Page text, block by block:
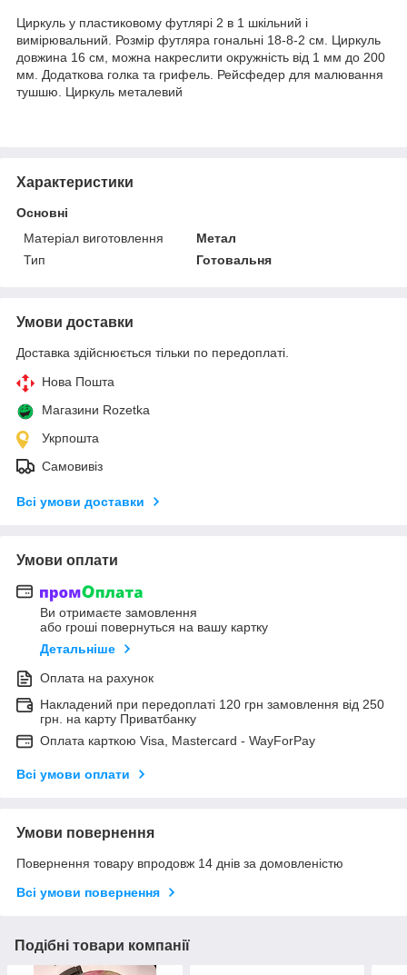
Циркуль у пластиковому футлярі 2 в 1 шкільний і
вимірювальний. Розмір футляра гональні 18-8-2 см. Циркуль
довжина 16 см, можна накреслити окружність від 1 мм до 200
мм. Додаткова голка та грифель. Рейсфедер для малювання
тушшю. Циркуль металевий
Характеристики
Основні
Матеріал виготовлення
Метал
Тип
Готовальня
Умови доставки
Доставка здійснюється тільки по передоплаті.
Нова Пошта
Магазини Rozetka
Укрпошта
Самовивіз
Всі умови доставки
Умови оплати
Ви отримаєте замовлення
або гроші повернуться на вашу картку
Детальніше
Оплата на рахунок
Накладений при передоплаті 120 грн замовлення від 250
грн. на карту Приватбанку
Оплата карткою Visa, Mastercard - WayForPay
Всі умови оплати
Умови повернення
Повернення товару впродовж 14 днів за домовленістю
Всі умови повернення
Подібні товари компанії